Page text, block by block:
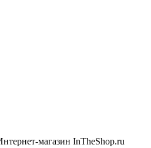
магазин InTheShop.ru